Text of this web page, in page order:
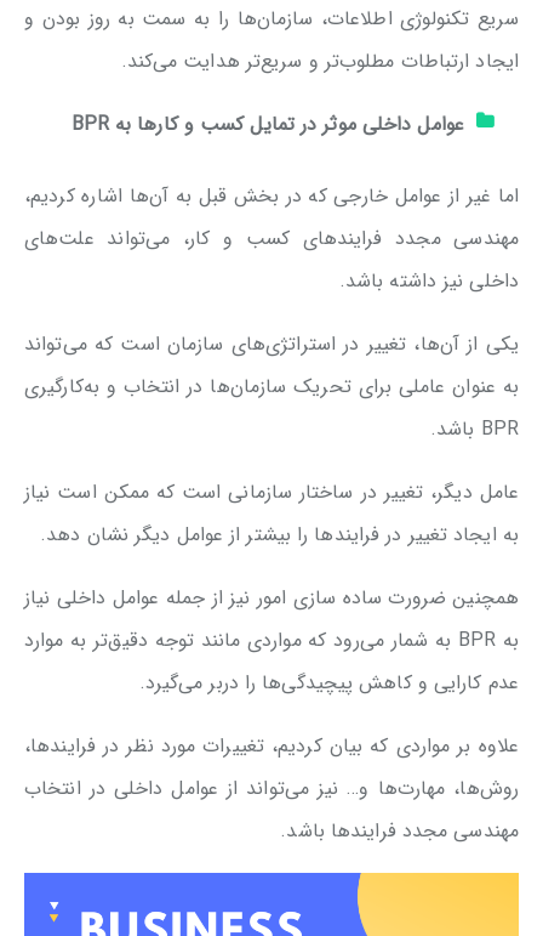
سریع تکنولوژی اطلاعات، سازمان‌ها را به سمت به روز بودن و
ایجاد ارتباطات مطلوب‌تر و سریع‌تر هدایت می‌کند.
عوامل داخلی موثر در تمایل کسب و کارها بهBPR
اما غیر از عوامل خارجی که در بخش قبل به آن‌ها اشاره کردیم،
مهندسی مجدد فرایندهای کسب و کار، می‌تواند علت‌های
داخلی نیز داشته باشد.
یکی از آن‌ها، تغییر در استراتژی‌های سازمان است که می‌تواند
به عنوان عاملی برای تحریک سازمان‌ها در انتخاب و به‌کارگیری
BPR باشد.
عامل دیگر، تغییر در ساختار سازمانی است که ممکن است نیاز
به ایجاد تغییر در فرایندها را بیشتر از عوامل دیگر نشان دهد.
همچنین ضرورت ساده سازی امور نیز از جمله عوامل داخلی نیاز
به BPR به شمار می‌رود که مواردی مانند توجه دقیق‌تر به موارد
عدم کارایی و کاهش پیچیدگی‌ها را دربر می‌گیرد.
علاوه بر مواردی که بیان کردیم، تغییرات مورد نظر در فرایندها،
روش‌ها، مهارت‌ها و… نیز می‌تواند از عوامل داخلی در انتخاب
مهندسی مجدد فرایندها باشد.